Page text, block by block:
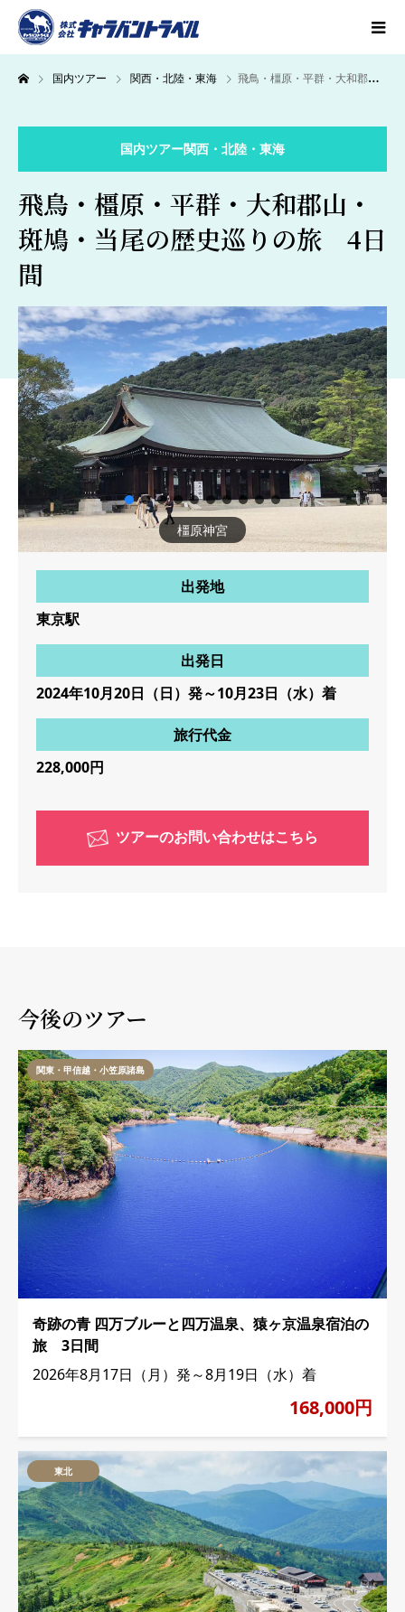
国内ツアー 関西・北陸・東海 飛鳥・橿原・平群・大和郡山・斑鳩・当尾の歴史巡りの旅 4日間
国内ツアー関西・北陸・東海
飛鳥・橿原・平群・大和郡山・
斑鳩・当尾の歴史巡りの旅 4日
間
橿原神宮
出発地
東京駅
出発日
2024年10月20日（日）発～10月23日（水）着
旅行代金
228,000円
ツアーのお問い合わせはこちら
今後のツアー
関東・甲信越・小笠原諸島
奇跡の青 四万ブルーと四万温泉、猿ヶ京温泉宿泊の
旅 3日間
2026年8月17日（月）発～8月19日（水）着
168,000円
東北